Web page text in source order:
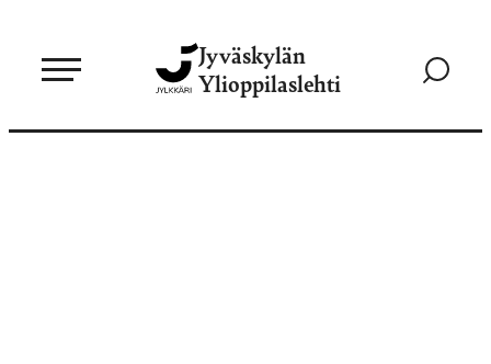
sisältöön
Jyväskylän
Ylioppilaslehti
Siirry